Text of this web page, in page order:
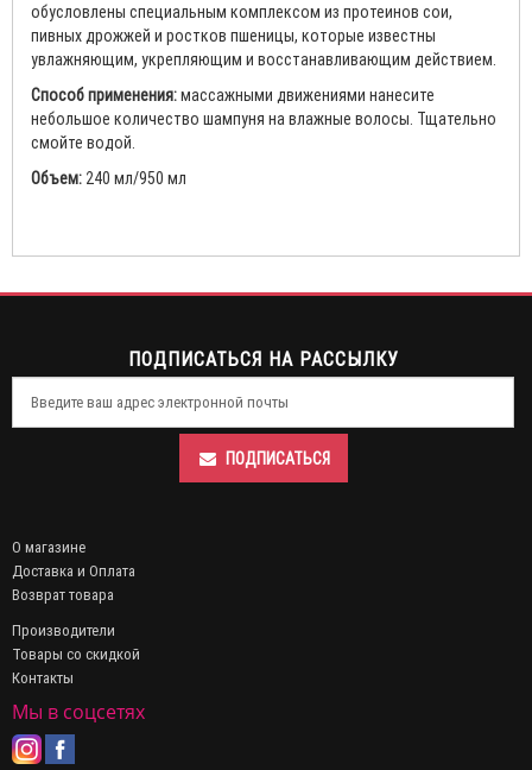
обусловлены специальным комплексом из протеинов сои,
пивных дрожжей и ростков пшеницы, которые известны
увлажняющим, укрепляющим и восстанавливающим действием.
Способ применения:массажными движениями нанесите
небольшое количество шампуня на влажные волосы. Тщательно
смойте водой.
Объем: 240 мл/950 мл
ПОДПИСАТЬСЯ НА РАССЫЛКУ
ПОДПИСАТЬСЯ
О магазине
Доставка и Оплата
Возврат товара
Производители
Товары со скидкой
Контакты
Мы в соцсетях